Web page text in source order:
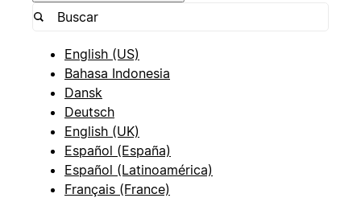
English (US)
Bahasa Indonesia
Dansk
Deutsch
English (UK)
Español (España)
Español (Latinoamérica)
Français (France)